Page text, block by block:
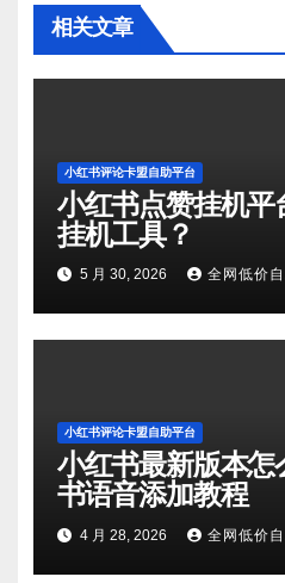
相关文章
小红书评论卡盟自助平台
小红书点赞挂机平
挂机工具？
5 月 30, 2026 全网低价
小红书评论卡盟自助平台
小红书最新版本怎
书语音添加教程
4 月 28, 2026 全网低价